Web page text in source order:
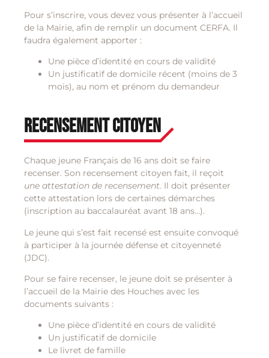
Pour s’inscrire, vous devez vous présenter à l’accueil
de la Mairie, afin de remplir un document CERFA. Il
faudra également apporter :
Une pièce d’identité en cours de validité
Un justificatif de domicile récent (moins de 3
mois), au nom et prénom du demandeur
Recensement citoyen
Chaque jeune Français de 16 ans doit se faire
recenser. Son recensement citoyen fait, il reçoit
une attestation de recensement. Il doit présenter
cette attestation lors de certaines démarches
(inscription au baccalauréat avant 18 ans…).
Le jeune qui s’est fait recensé est ensuite convoqué
à participer à la journée défense et citoyenneté
(JDC).
Pour se faire recenser, le jeune doit se présenter à
l’accueil de la Mairie des Houches avec les
documents suivants :
Une pièce d’identité en cours de validité
Un justificatif de domicile
Le livret de famille